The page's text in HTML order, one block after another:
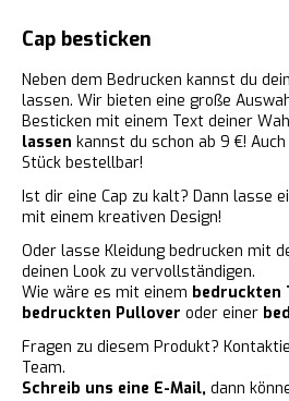
Cap besticken
Neben dem Bedrucken kannst du
lassen. Wir bieten eine große
Besticken mit einem Text deiner
lassen kannst du schon ab 9 €!
Stück bestellbar!
Ist dir eine Cap zu kalt? Dann lasse
mit einem kreativen Design!
Oder lasse Kleidung bedrucken mit
deinen Look zu vervollständigen.
Wie wäre es mit einem bedruckten
bedruckten Pullover oder einer
Fragen zu diesem Produkt?
Team.
Schreib uns eine E-Mail, dann